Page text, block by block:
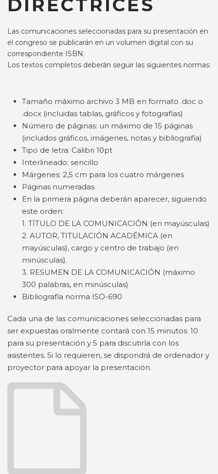
DIRECTRICES
Las comunicaciones seleccionadas para su presentación en
el congreso se publicarán en un volumen digital con su
correspondiente ISBN.
Los textos completos deberán seguir las siguientes normas:
Tamaño máximo archivo 3 MB en formato .doc o
.docx (incluidas tablas, gráficos y fotografías)
Número de páginas: un máximo de 15 páginas
(incluidos gráficos, imágenes, notas y bibliografía)
Tipo de letra: Calibri 10pt
Interlineado: sencillo
Márgenes: 2,5 cm para los cuatro márgenes
Páginas numeradas
En la primera página deberán aparecer, siguiendo
este orden:
1. TÍTULO DE LA COMUNICACIÓN (en mayúsculas)
2. AUTOR, TITULACIÓN ACADÉMICA (en
mayúsculas), cargo y centro de trabajo (en
minúsculas).
3. RESUMEN DE LA COMUNICACIÓN (máximo
300 palabras, en minúsculas)
Bibliografía norma ISO-690
Cada una de las comunicaciones seleccionadas para
ser expuestas oralmente contará con 15 minutos: 10
para su presentación y 5 para discutirla con los
asistentes. Si lo requieren, se dispondrá de ordenador y
proyector para apoyar la presentación.